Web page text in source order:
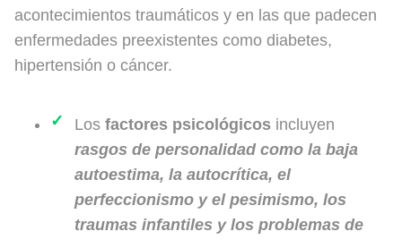
acontecimientos traumáticos y en las que padecen
enfermedades preexistentes como diabetes,
hipertensión o cáncer.
Los factores psicológicos incluyen
rasgos de personalidad como la baja
autoestima, la autocrítica, el
perfeccionismo y el pesimismo, los
traumas infantiles y los problemas de